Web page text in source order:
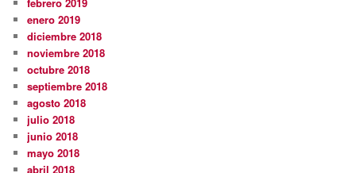
enero 2019
diciembre 2018
noviembre 2018
octubre 2018
septiembre 2018
agosto 2018
julio 2018
junio 2018
mayo 2018
abril 2018